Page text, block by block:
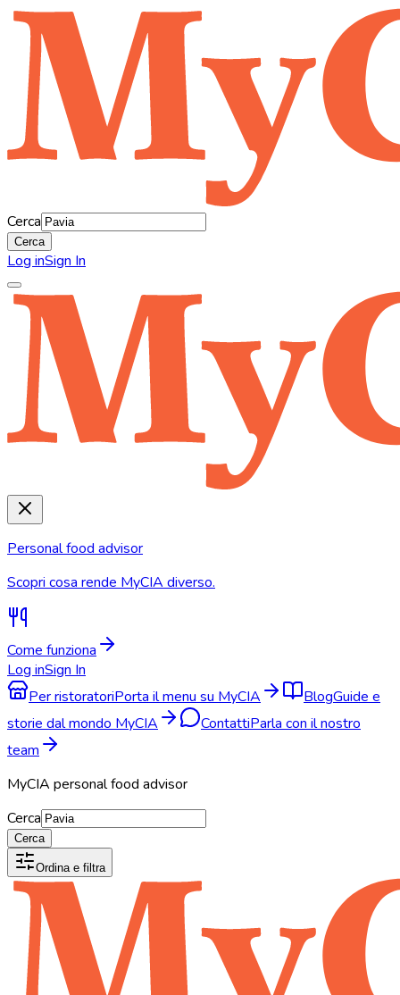
Cerca
Cerca
Log inSign In
Personal food advisor
Scopri cosa rende MyCIA diverso.
Come funziona
Log inSign In
Per ristoratoriPorta il menu su MyCIA BlogGuide e
storie dal mondo MyCIA
ContattiParla con il nostro
team
MyCIA personal food advisor
Cerca
Cerca
Ordina e filtra